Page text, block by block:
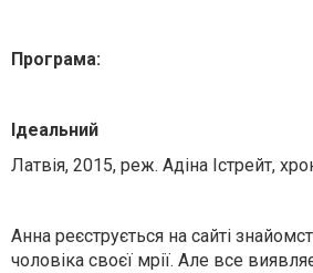
Програма:
Ідеальний
Латвія, 2015, реж. Адіна Істрейт,
Анна реєструється на сайті
чоловіка своєї мрії. Але все